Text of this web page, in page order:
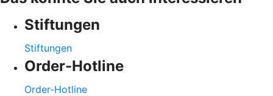
Stiftungen
Stiftungen
Order-Hotline
Order-Hotline